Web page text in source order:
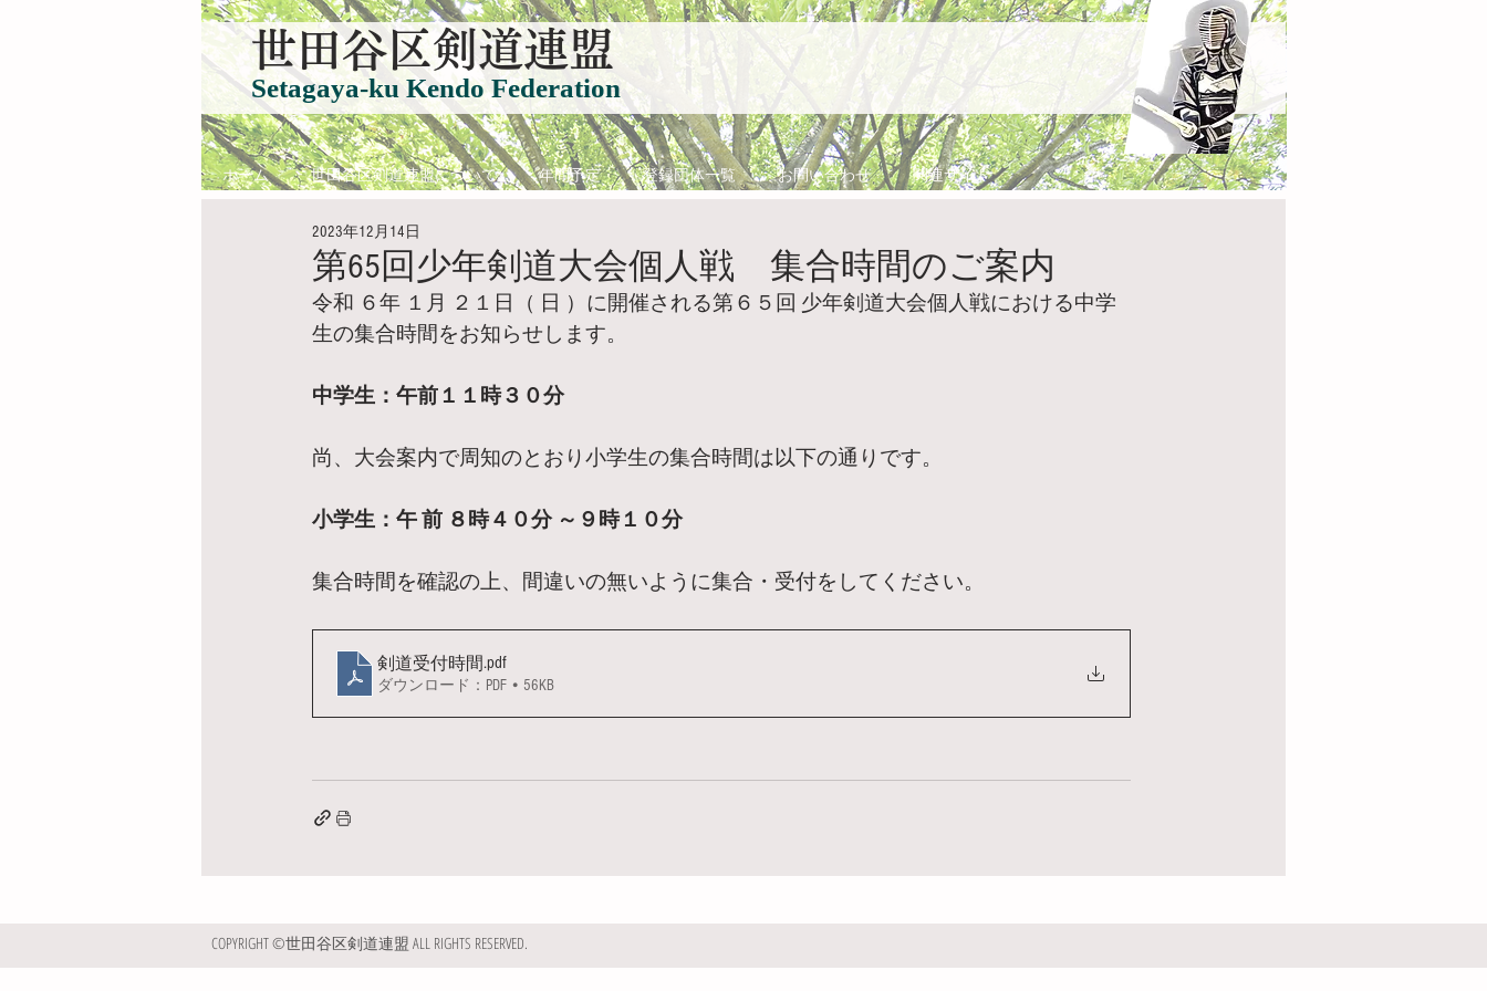
​世田谷区剣道連盟
Setagaya-ku Kendo Federation
ホーム 世田谷区剣道連盟について 年間予定 登録団体一覧 お問い合わせ 関連サイト
第65回少年剣道大会個人戦 集合時間のご案内
2023年12月14日
令和 ６年 １月 ２１日（ 日 ）に開催される第６５回 少年剣道大会個人戦における中学
生の集合時間をお知らせします。
中学生：午前１１時３０分
尚、大会案内で周知のとおり小学生の集合時間は以下の通りです。
小学生：午 前 ８時４０分 ～９時１０分
集合時間を確認の上、間違いの無いように集合・受付をしてください。
剣道受付時間.pdf
ダウンロード：PDF • 56KB
COPYRIGHT ©世田谷区剣道連盟 ALL RIGHTS RESERVED.